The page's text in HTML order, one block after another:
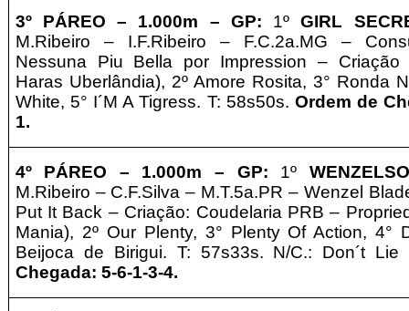
3º PÁREO – 1.000m – GP: 1º GIRL
M.Ribeiro – I.F.Ribeiro – F.C.2a.MG –
Nessuna Piu Bella por Impression –
Haras Uberlândia), 2º Amore Rosita, 3° Ronda
White, 5° I´M A Tigress. T: 58s50s. Ordem de
1.
4º PÁREO – 1.000m – GP: 1º
M.Ribeiro – C.F.Silva – M.T.5a.PR – Wenzel
Put It Back – Criação: Coudelaria PRB –
Mania), 2º Our Plenty, 3° Plenty Of Action, 4°
Beijoca de Birigui. T: 57s33s. N/C.: Don´t
Chegada: 5-6-1-3-4.